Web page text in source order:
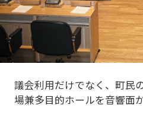
議会利用だけでなく、町民
場兼多目的ホールを音響面